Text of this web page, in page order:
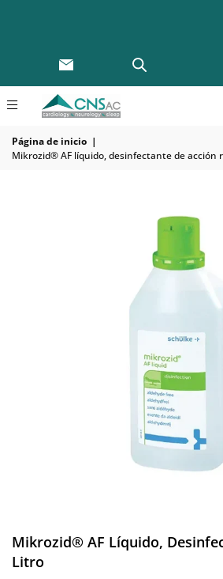
Página de inicio |
Mikrozid® AF líquido, desinfectante de acción
Mikrozid® AF Líquido,
Litro